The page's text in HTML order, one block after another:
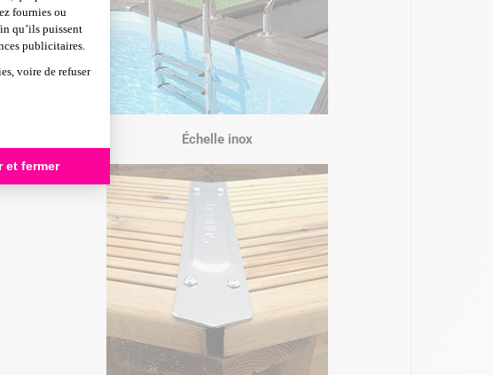
Échelle inox